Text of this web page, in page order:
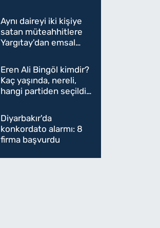
oldu
Aynı daireyi iki kişiye
satan müteahhitlere
Yargıtay'dan emsal
Eren Ali Bingöl kimdir?
Kaç yaşında, nereli,
hangi partiden seçildi?
Parti'ye mi geçecek?
Diyarbakır'da
konkordato alarmı: 8
firma başvurdu